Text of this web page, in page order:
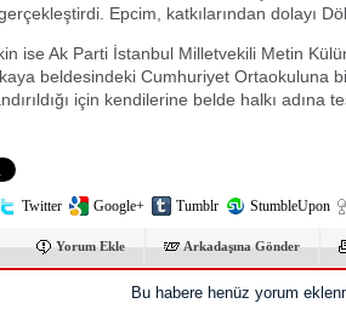
gerçekleştirdi. Epcim, katkılarından dolayı
ise Ak Parti İstanbul Milletvekili Metin
beldesindeki Cumhuriyet Ortaokuluna
için kendilerine belde halkı adına
Twitter Google+ Tumblr StumbleUpon
Yorum Ekle Arkadaşına Gönder
Bu habere henüz yorum